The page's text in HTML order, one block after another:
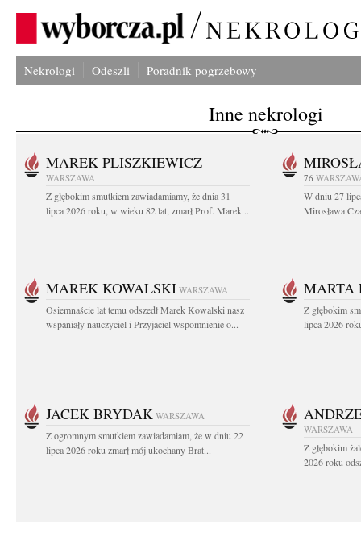
Nekrologi Odeszli Poradnik pogrzebowy
Inne nekrologi
MAREK PLISZKIEWICZ
WARSZAWA
Z głębokim smutkiem zawiadamiamy, że dnia 31
lipca 2026 roku, w wieku 82 lat, zmarł Prof. Marek...
76
W dniu 27
Mirosława
MAREK KOWALSKI WARSZAWA
Osiemnaście lat temu odszedł Marek Kowalski nasz
wspaniały nauczyciel i Przyjaciel wspomnienie o...
MARTA
Z głębokim
lipca 2026
JACEK BRYDAK WARSZAWA
Z ogromnym smutkiem zawiadamiam, że w dniu 22
lipca 2026 roku zmarł mój ukochany Brat...
WARSZAWA
Z głębokim
2026 roku